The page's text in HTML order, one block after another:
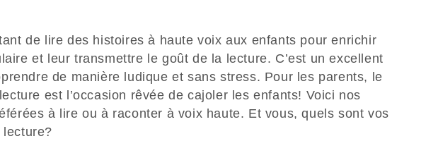
de lire des histoires à haute voix aux enfants pour enrichir
et leur transmettre le goût de la lecture. C’est un excellent
de manière ludique et sans stress. Pour les parents, le
est l’occasion rêvée de cajoler les enfants! Voici nos
à lire ou à raconter à voix haute. Et vous, quels sont vos